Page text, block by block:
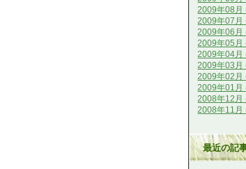
2009年08月
2009年07月
2009年06月
2009年05月
2009年04月
2009年03月
2009年02月
2009年01月
2008年12月
2008年11月
最近の記